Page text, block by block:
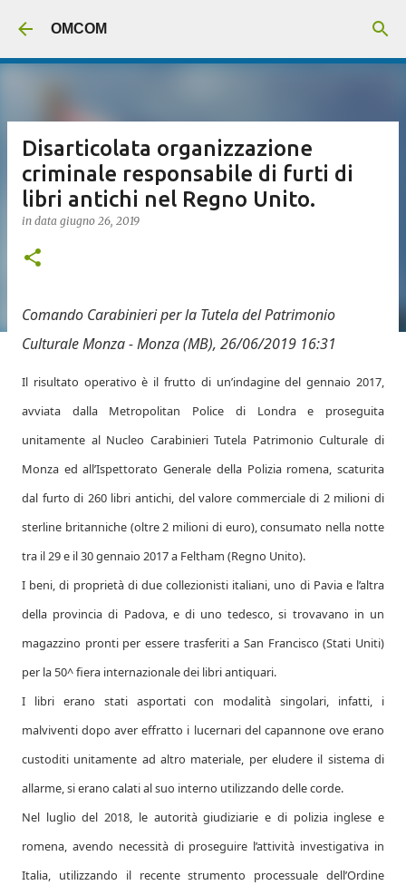
OMCOM
Disarticolata organizzazione
criminale responsabile di furti di
libri antichi nel Regno Unito.
in data giugno 26, 2019
Comando Carabinieri per la Tutela del Patrimonio
CulturaleMonza -Monza (MB), 26/06/2019 16:31
Il risultato operativo è il frutto di un’indagine del gennaio 2017,
avviata dalla Metropolitan Police di Londra e proseguita
unitamente al Nucleo Carabinieri Tutela Patrimonio Culturale di
Monza ed all’Ispettorato Generale della Polizia romena, scaturita
dal furto di 260 libri antichi, del valore commerciale di 2 milioni di
sterline britanniche (oltre 2 milioni di euro), consumato nella notte
tra il 29 e il 30 gennaio 2017 a Feltham (Regno Unito).
I beni, di proprietà di due collezionisti italiani, uno di Pavia e l’altra
della provincia di Padova, e di uno tedesco, si trovavano in un
magazzino pronti per essere trasferiti a San Francisco (Stati Uniti)
per la 50^ fiera internazionale dei libri antiquari.
I libri erano stati asportati con modalità singolari, infatti, i
malviventi dopo aver effratto i lucernari del capannone ove erano
custoditi unitamente ad altro materiale, per eludere il sistema di
allarme, si erano calati al suo interno utilizzando delle corde.
Nel luglio del 2018, le autorità giudiziarie e di polizia inglese e
romena, avendo necessità di proseguire l’attività investigativa in
Italia, utilizzando il recente strumento processuale dell’Ordine